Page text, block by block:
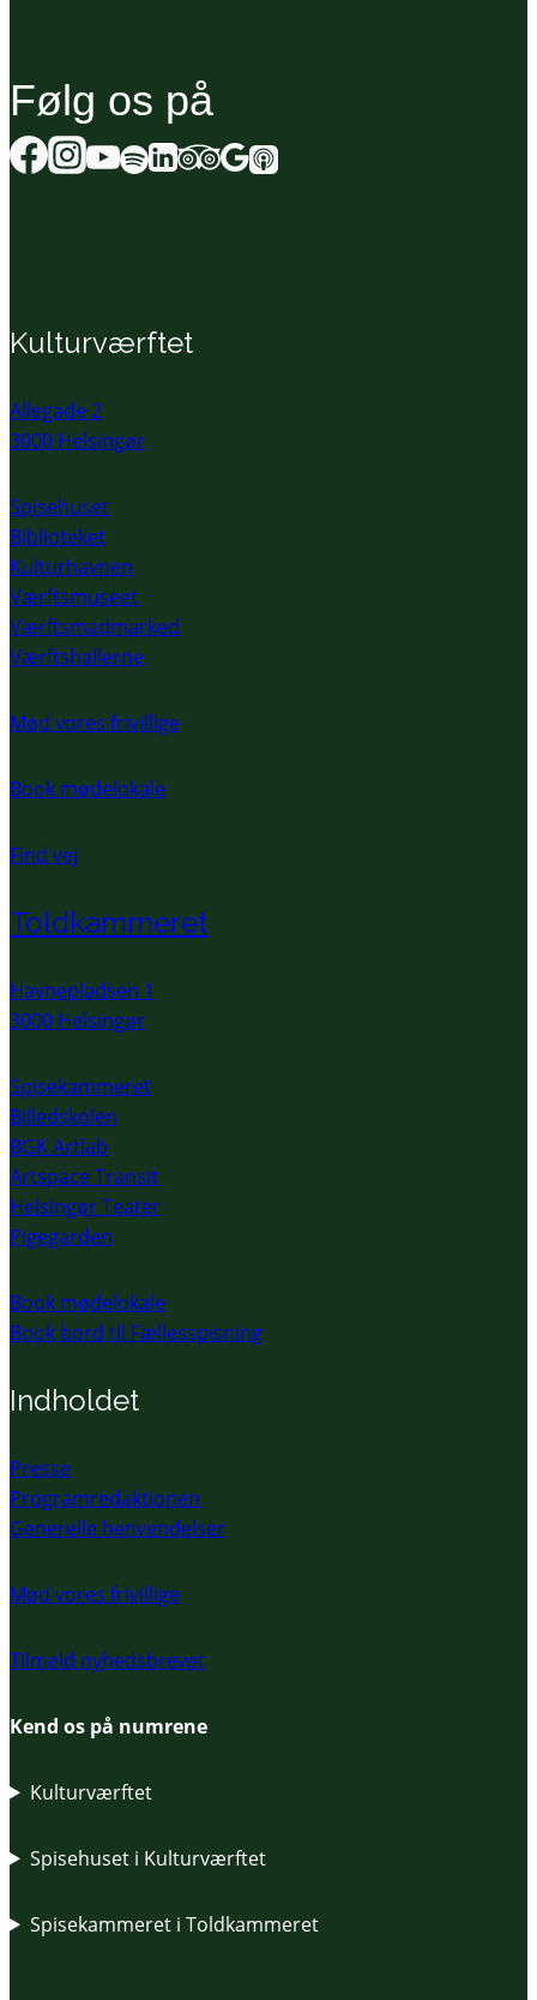
Følg os på
Kulturværftet
Allegade 2
3000 Helsingør
Spisehuset
Biblioteket
Kulturhavnen
Værftsmuseet
Værftsmadmarked
Værftshallerne
Mød vores frivillige
Book mødelokale
Find vej
Toldkammeret
Havnepladsen 1
3000 Helsingør
Spisekammeret
Billedskolen
BGK Artlab
Artspace Transit
Helsingør Teater
Pigegarden
Book mødelokale
Book bord til Fællesspisning
Indholdet
Presse
Programredaktionen
Generelle henvendelser
Mød vores frivillige
Tilmeld nyhedsbrevet
Kend os på numrene
Kulturværftet
Spisehuset i Kulturværftet
Spisekammeret i Toldkammeret